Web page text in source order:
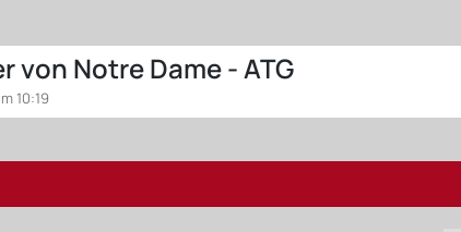
von Notre Dame - ATG
10:19